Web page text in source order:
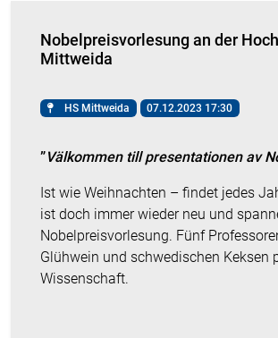
Nobelpreisvorlesung an der
Mittweida
HS Mittweida 07.12.2023 17:30
”Välkommen till presentationen av
Ist wie Weihnachten – findet jedes
ist doch immer wieder neu und
Nobelpreisvorlesung. Fünf
Glühwein und schwedischen Keksen
Wissenschaft.